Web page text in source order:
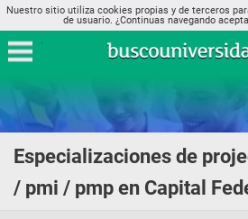
Nuestro sitio utiliza cookies propias y de terceros
de usuario. ¿Continuas navegando
Especializaciones de
/ pmi / pmp en Capital